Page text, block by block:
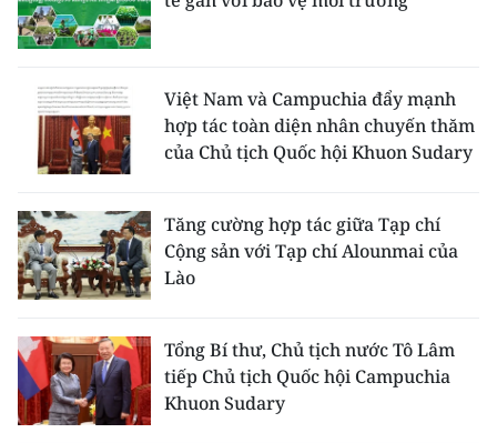
Việt Nam và Campuchia đẩy mạnh
hợp tác toàn diện nhân chuyến thăm
của Chủ tịch Quốc hội Khuon Sudary
Tăng cường hợp tác giữa Tạp chí
Cộng sản với Tạp chí Alounmai của
Lào
Tổng Bí thư, Chủ tịch nước Tô Lâm
tiếp Chủ tịch Quốc hội Campuchia
Khuon Sudary